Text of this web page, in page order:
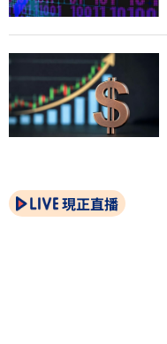
現正直播